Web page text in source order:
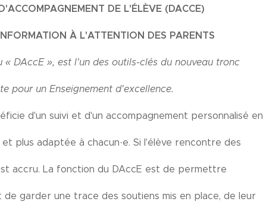
DE L'ÉLÈVE (DACCE)
À L'ATTENTION DES PARENTS
DAccE », est l'un des outils-clés du nouveau tronc
pour un Enseignement d'excellence.
d'un suivi et d'un accompagnement personnalisé en
plus adaptée à chacun·e. Si l'élève rencontre des
accru. La fonction du DAccE est de permettre
garder une trace des soutiens mis en place, de leur